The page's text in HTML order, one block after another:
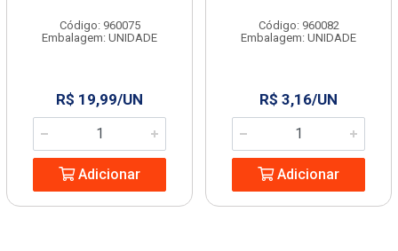
Código: 960075
Embalagem: UNIDADE
R$ 19,99/UN
Adicionar
Código: 960082
Embalagem: UNIDADE
R$ 3,16/UN
Adicionar